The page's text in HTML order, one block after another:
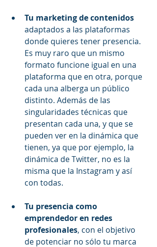
Tu marketing de contenidos
adaptados a las plataformas
donde quieres tener presencia.
Es muy raro que un mismo
formato funcione igual en una
plataforma que en otra, porque
cada una alberga un público
distinto. Además de las
singularidades técnicas que
presentan cada una, y que se
pueden ver en la dinámica que
tienen, ya que por ejemplo, la
dinámica de Twitter, no es la
misma que la Instagram y así
con todas.
Tu presencia como
emprendedor en redes
profesionales, con el objetivo
de potenciar no sólo tu marca